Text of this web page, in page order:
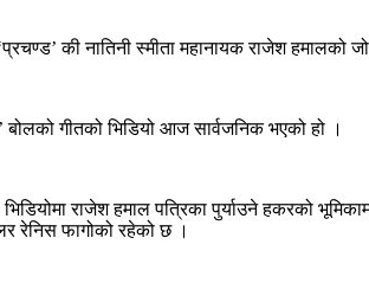
की नातिनी स्मीता महानायक राजेश हमालको
बोलको गीतको भिडियो आज सार्वजनिक भएको हो ।
राजेश हमाल पत्रिका पुर्याउने हकरको
रेनिस फागोको रहेको छ ।